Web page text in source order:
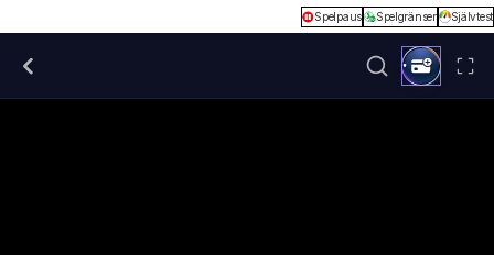
Spelpaus Spelgränser Självtest